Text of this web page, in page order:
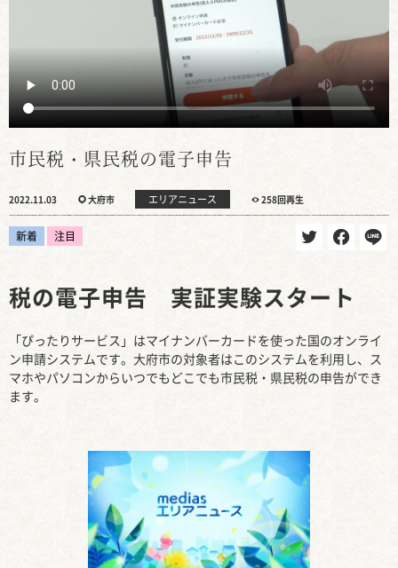
市民税・県民税の電子申告
2022.11.03 大府市 エリアニュース 258回再生
新着 注目
税の電子申告 実証実験スタート
「ぴったりサービス」はマイナンバーカードを使った国のオンライ
ン申請システムです。大府市の対象者はこのシステムを利用し、ス
マホやパソコンからいつでもどこでも市民税・県民税の申告ができ
ます。